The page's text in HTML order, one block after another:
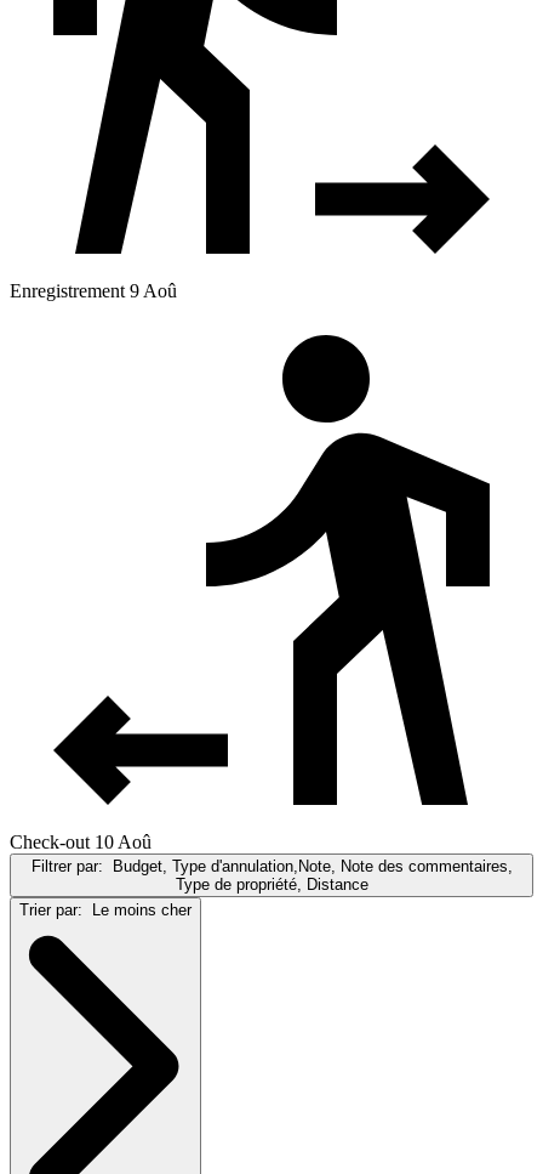
Enregistrement 9 Aoû
Check-out 10 Aoû
Filtrer par: Budget, Type d'annulation,Note, Note des commentaires,
Type de propriété, Distance
Trier par: Le moins cher